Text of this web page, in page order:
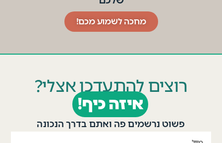
מחכה לשמוע מכם!
רוצים להתעדכן אצלי?
איזה כיף!
פשוט נרשמים פה ואתם בדרך הנכונה